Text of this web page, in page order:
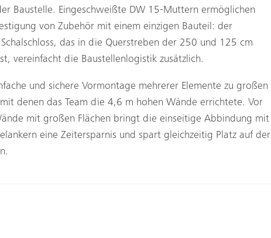
Baustelle. Eingeschweißte DW 15-Muttern ermöglichen
von Zubehör mit einem einzigen Bauteil: der
Schalschloss, das in die Querstreben der 250 und 125 cm
vereinfacht die Baustellenlogistik zusätzlich.
und sichere Vormontage mehrerer Elemente zu großen
denen das Team die 4,6 m hohen Wände errichtete. Vor
mit großen Flächen bringt die einseitige Abbindung mit
eine Zeitersparnis und spart gleichzeitig Platz auf der